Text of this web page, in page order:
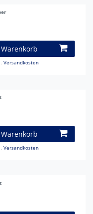
Versandkosten
Versandkosten